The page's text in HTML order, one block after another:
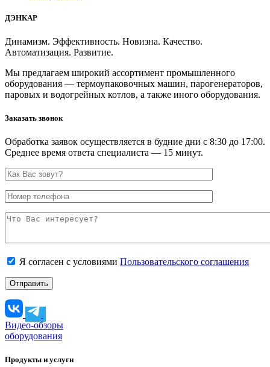
ДЭНКАР
Динамизм. Эффективность. Новизна. Качество.
Автоматизация. Развитие.
Мы предлагаем широкий ассортимент промышленного
оборудования — термоупаковочных машин, парогенераторов,
паровых и водогрейных котлов, а также иного оборудования.
Заказать звонок
Обработка заявок осуществляется в будние дни с 8:30 до 17:00.
Среднее время ответа специалиста — 15 минут.
Я согласен с условиями Пользовательского соглашения
Видео-обзоры
оборудования
Продукты и услуги